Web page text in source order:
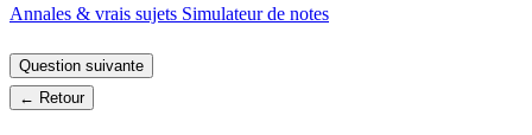
Annales & vrais sujets Simulateur de notes
Question suivante
← Retour